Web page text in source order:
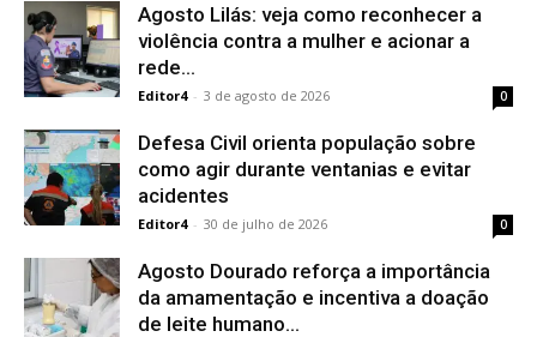
Agosto Lilás: veja como reconhecer a
violência contra a mulher e acionar a
rede...
Editor4 - 3 de agosto de 2026 0
Defesa Civil orienta população sobre
como agir durante ventanias e evitar
acidentes
Editor4 - 30 de julho de 2026 0
Agosto Dourado reforça a importância
da amamentação e incentiva a doação
de leite humano...